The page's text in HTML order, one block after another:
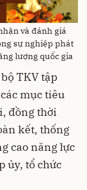
và đánh giá
sự nghiệp phát
lượng quốc gia
TKV tập
mục tiêu
đồng thời
kết, thống
cao năng lực
ủy, tổ chức